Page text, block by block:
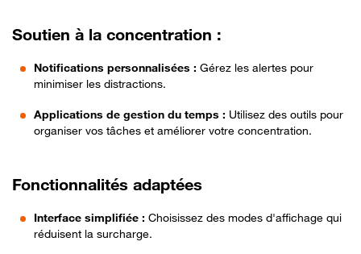
Soutien à la concentration :
Notifications personnalisées : Gérez les alertes pour
minimiser les distractions.
Applications de gestion du temps : Utilisez des outils pour
organiser vos tâches et améliorer votre concentration.
Fonctionnalités adaptées
Interface simplifiée : Choisissez des modes d'affichage qui
réduisent la surcharge.